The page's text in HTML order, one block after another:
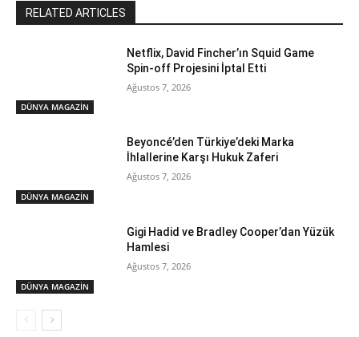
RELATED ARTICLES
DÜNYA MAGAZİN
Netflix, David Fincher’ın Squid Game
Spin-off Projesini İptal Etti
Ağustos 7, 2026
DÜNYA MAGAZİN
Beyoncé’den Türkiye’deki Marka
İhlallerine Karşı Hukuk Zaferi
Ağustos 7, 2026
DÜNYA MAGAZİN
Gigi Hadid ve Bradley Cooper’dan Yüzük
Hamlesi
Ağustos 7, 2026